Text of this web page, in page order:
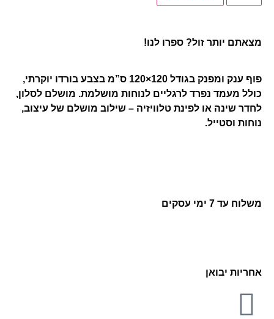
מצאתם יותר זול? ספרו לנו!
פוף ענק ומפנק בגודל 120×120 ס”מ בצבע בורדו יוקרתי,
כולל מעמד נפרד לרגליים לנוחות מושלמת. מושלם לסלון,
לחדר שינה או לפינת טלוויזיה – שילוב מושלם של עיצוב,
נוחות וסטייל.
משלוח עד 7 ימי עסקים
אחריות יבואן